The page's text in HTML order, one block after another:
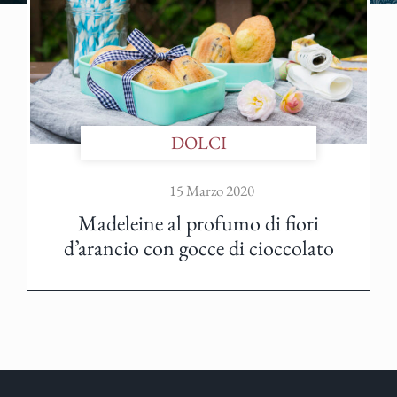
DOLCI
15 Marzo 2020
Madeleine al profumo di fiori
d’arancio con gocce di cioccolato